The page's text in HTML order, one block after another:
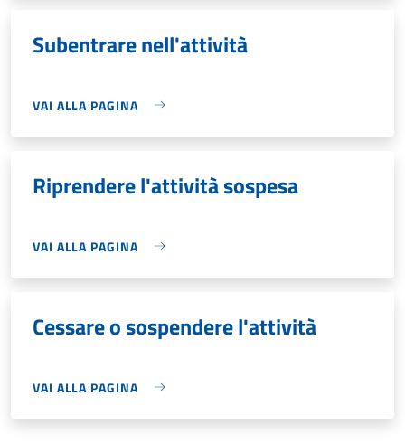
Subentrare nell'attività
VAI ALLA PAGINA
Riprendere l'attività sospesa
VAI ALLA PAGINA
Cessare o sospendere l'attività
VAI ALLA PAGINA